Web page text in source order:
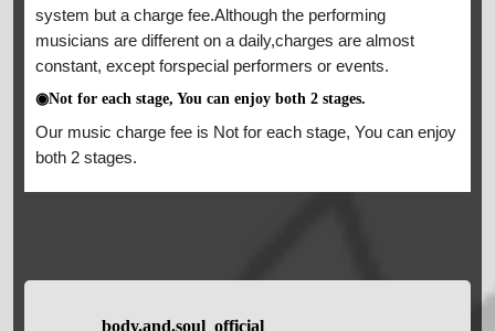
system but a charge fee.Although the performing
musicians are different on a daily,charges are almost
constant, except forspecial performers or events.
◉Not for each stage, You can enjoy both 2 stages.
Our music charge fee is Not for each stage, You can enjoy
both 2 stages.
body.and.soul_official